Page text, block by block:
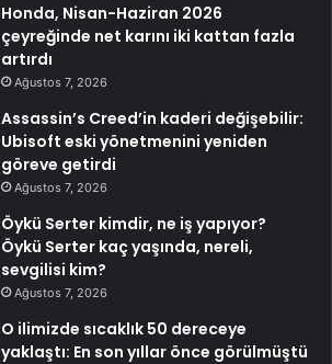
Honda, Nisan-Haziran 2026
çeyreğinde net karını iki kattan fazla
artırdı
Ağustos 7, 2026
Assassin’s Creed’in kaderi değişebilir:
Ubisoft eski yönetmenini yeniden
göreve getirdi
Ağustos 7, 2026
Öykü Serter kimdir, ne iş yapıyor?
Öykü Serter kaç yaşında, nereli,
sevgilisi kim?
Ağustos 7, 2026
O ilimizde sıcaklık 50 dereceye
yaklaştı: En son yıllar önce görülmüştü